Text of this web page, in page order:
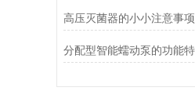
高压灭菌器的小小注意事项